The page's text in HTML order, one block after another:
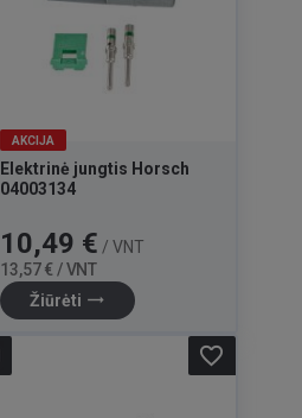
AKCIJA
Elektrinė jungtis Horsch
04003134
Kaina
10,49 € / VNT
13,57 € / VNT
Žiūrėti trending_flat
favorite_border